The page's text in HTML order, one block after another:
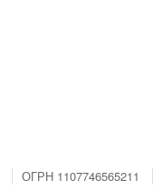
ОГРН 1107746565211